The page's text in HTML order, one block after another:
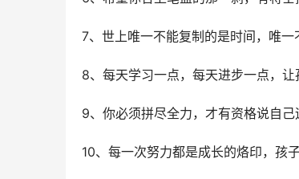
7、世上唯一不能复制的是时间，唯
8、每天学习一点，每天进步一点，让
9、你必须拼尽全力，才有资格说自己
10、每一次努力都是成长的烙印，孩